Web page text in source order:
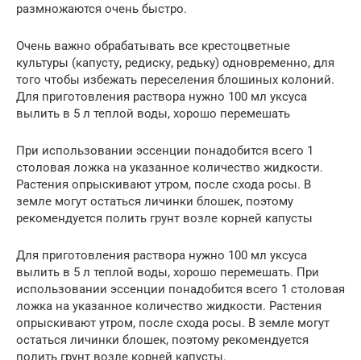
размножаются очень быстро.
Очень важно обрабатывать все крестоцветные
культуры (капусту, редиску, редьку) одновременно, для
того чтобы избежать переселения блошиных колоний.
Для приготовления раствора нужно 100 мл уксуса
вылить в 5 л теплой воды, хорошо перемешать
При использовании эссенции понадобится всего 1
столовая ложка на указанное количество жидкости.
Растения опрыскивают утром, после схода росы. В
земле могут остаться личинки блошек, поэтому
рекомендуется полить грунт возле корней капусты
Для приготовления раствора нужно 100 мл уксуса
вылить в 5 л теплой воды, хорошо перемешать. При
использовании эссенции понадобится всего 1 столовая
ложка на указанное количество жидкости. Растения
опрыскивают утром, после схода росы. В земле могут
остаться личинки блошек, поэтому рекомендуется
полить грунт возле корней капусты.